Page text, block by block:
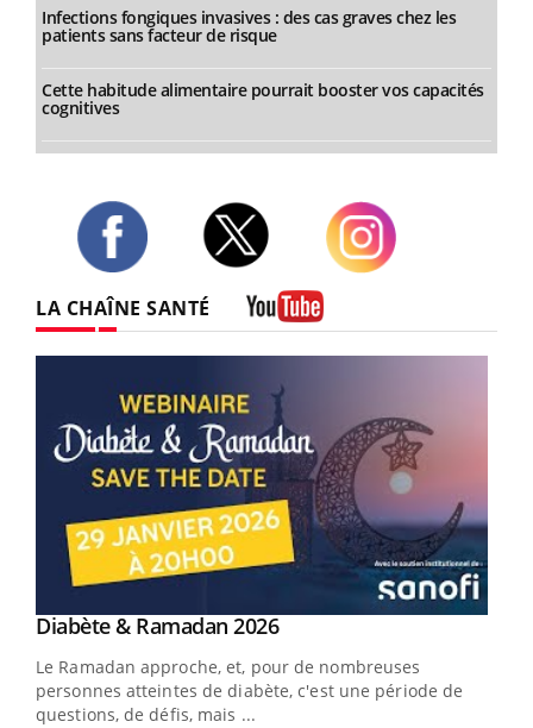
Infections fongiques invasives : des cas graves chez les
patients sans facteur de risque
Cette habitude alimentaire pourrait booster vos capacités
cognitives
LA CHAÎNE SANTÉ
Youtube
Diabète & Ramadan 2026Youtube
Le Ramadan approche, et, pour de nombreuses
personnes atteintes de diabète, c'est une période de
questions, de défis, mais ...